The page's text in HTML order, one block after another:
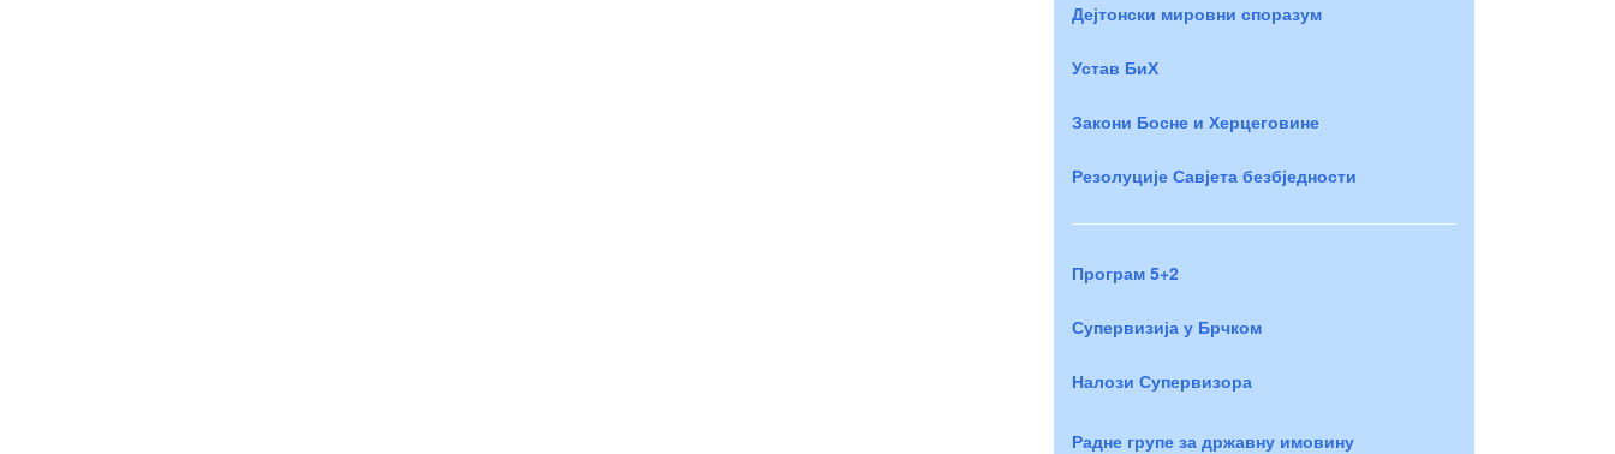
Дејтонски мировни споразум
Устав БиХ
Закони Босне и Херцеговине
Резолуције Савјета безбједности
Програм 5+2
Супервизија у Брчком
Налози Супервизора
Радне групе за државну имовину